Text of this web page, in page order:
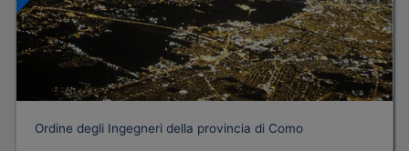
Ordine degli Ingegneri della provincia di Como